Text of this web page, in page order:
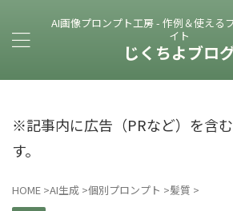
AI画像プロンプト工房 - 作例＆使える
イト
じくちよブロ
※記事内に広告（PRなど）を含
す。
HOME >AI生成 >個別プロンプト >髪質 >